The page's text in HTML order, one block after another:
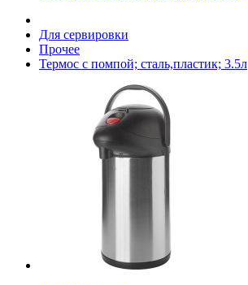
Для сервировки
Прочее
Термос с помпой; сталь,пластик; 3.5л